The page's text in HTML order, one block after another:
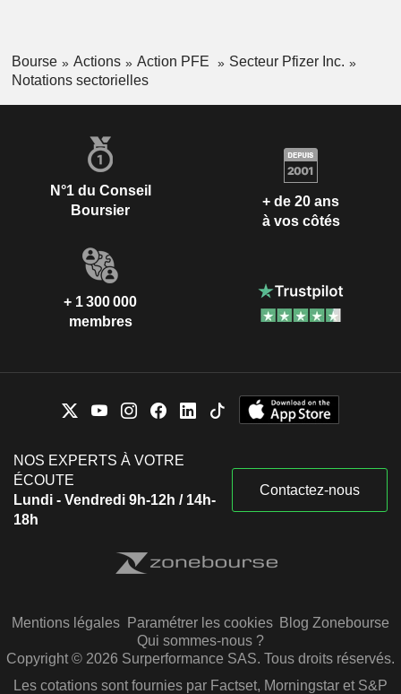
Bourse Actions Action PFE
Secteur Pfizer Inc.
Notations sectorielles
N°1 du Conseil
Boursier
+ de 20 ans
à vos côtés
+ 1 300 000
membres
NOS EXPERTS À VOTRE
ÉCOUTE
Lundi - Vendredi 9h-12h / 14h-
18h
Contactez-nous
Mentions légales Paramétrer les cookies Blog Zonebourse
Qui sommes-nous ?
Copyright © 2026 Surperformance SAS. Tous droits réservés.
Les cotations sont fournies par Factset, Morningstar et S&P